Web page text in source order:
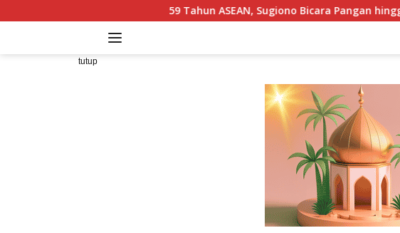
ke
59 Tahun ASEAN, Sugiono Bicara Pangan hingga Masa Depan
tutup